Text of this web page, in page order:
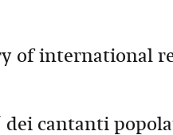
of international
dei cantanti